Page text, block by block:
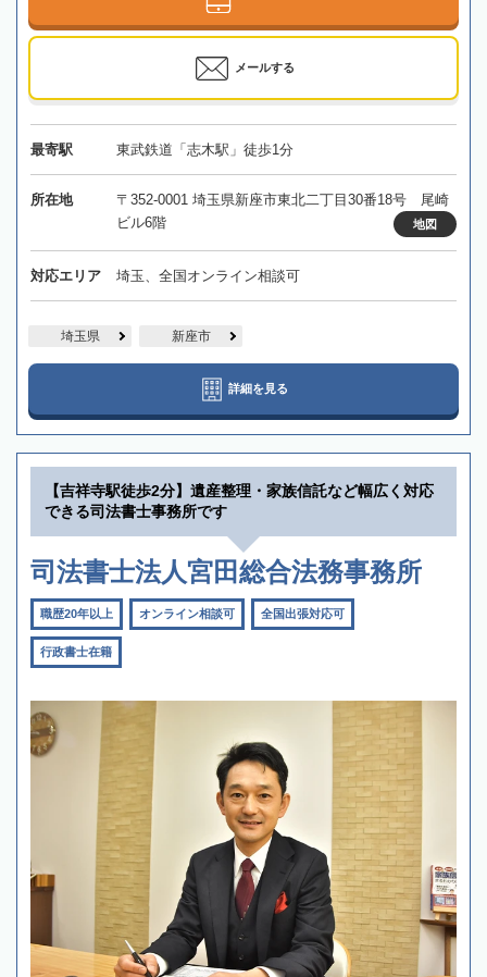
メールする
最寄駅 東武鉄道「志木駅」徒歩1分
所在地
〒352-0001 埼玉県新座市東北二丁目30番18号 尾崎
ビル6階
地図
対応エリア 埼玉、全国オンライン相談可
埼玉県 新座市
詳細を見る
【吉祥寺駅徒歩2分】遺産整理・家族信託など幅広く対応
できる司法書士事務所です
司法書士法人宮田総合法務事務所
職歴20年以上 オンライン相談可 全国出張対応可
行政書士在籍